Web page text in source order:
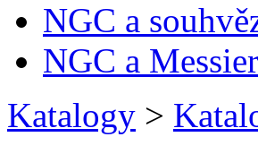
NGC a
NGC a Messier
Katalogy >